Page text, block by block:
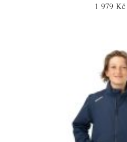
1 979 Kč